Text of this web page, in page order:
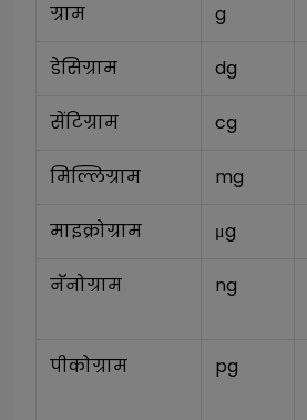
ग्राम g
डेसिग्राम dg
सेंटिग्राम cg
मिल्लिग्राम mg
माइक्रोग्राम μg
नॅनोग्राम ng
पीकोग्राम pg